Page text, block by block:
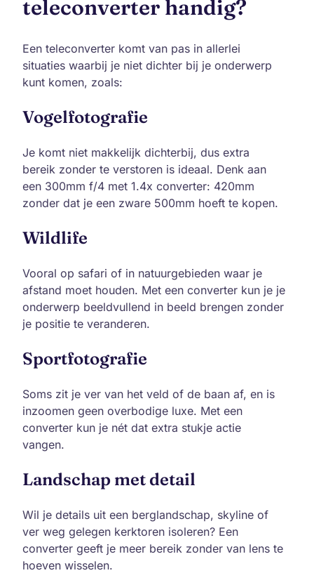
teleconverter handig?
Een teleconverter komt van pas in allerlei
situaties waarbij je niet dichter bij je onderwerp
kunt komen, zoals:
Vogelfotografie
Je komt niet makkelijk dichterbij, dus extra
bereik zonder te verstoren is ideaal. Denk aan
een 300mm f/4 met 1.4x converter: 420mm
zonder dat je een zware 500mm hoeft te kopen.
Wildlife
Vooral op safari of in natuurgebieden waar je
afstand moet houden. Met een converter kun je je
onderwerp beeldvullend in beeld brengen zonder
je positie te veranderen.
Sportfotografie
Soms zit je ver van het veld of de baan af, en is
inzoomen geen overbodige luxe. Met een
converter kun je nét dat extra stukje actie
vangen.
Landschap met detail
Wil je details uit een berglandschap, skyline of
ver weg gelegen kerktoren isoleren? Een
converter geeft je meer bereik zonder van lens te
hoeven wisselen.